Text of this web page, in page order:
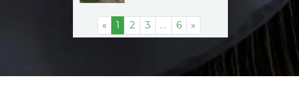
« 1 2 3 … 6 »